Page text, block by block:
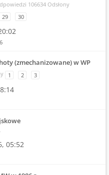
106634 Odsłony
29 30
(zmechanizowane) w WP
1 2 3
05:52